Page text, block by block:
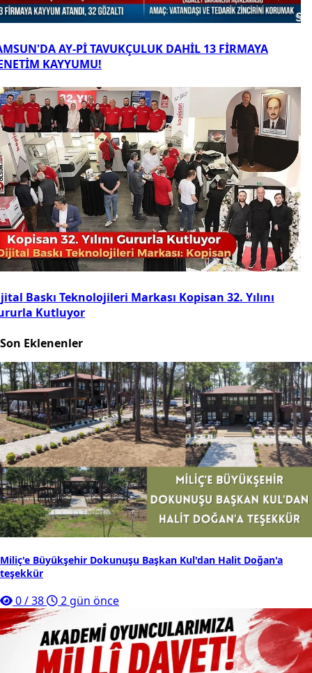
AY-Pİ TAVUKÇULUK DAHİL 13 FİRMAYA
KAYYUMU!
Baskı Teknolojileri Markası Kopisan 32. Yılını
Kutluyor
Son Eklenenler
Miliç'e Büyükşehir Dokunuşu Başkan Kul'dan Halit Doğan'a
teşekkür
0/38 2 gün önce